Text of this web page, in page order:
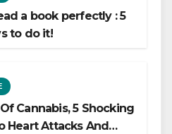
a book perfectly : 5
to do it!
Cannabis, 5 Shocking
Heart Attacks And